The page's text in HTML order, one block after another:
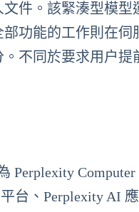
件。該緊湊型模
功能的工作則在
不同於要求用户
台、Perplexity AI